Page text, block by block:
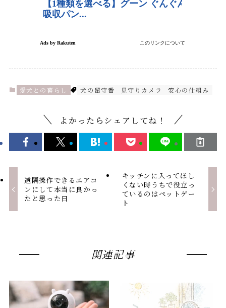
愛犬との暮らし 犬の留守番 見守りカメラ 安心の仕組み
よかったらシェアしてね！
遠隔操作できるエアコ
ンにして本当に良かっ
たと思った日
キッチンに入ってほし
くない時うちで役立っ
ているのはペットゲー
ト
関連記事